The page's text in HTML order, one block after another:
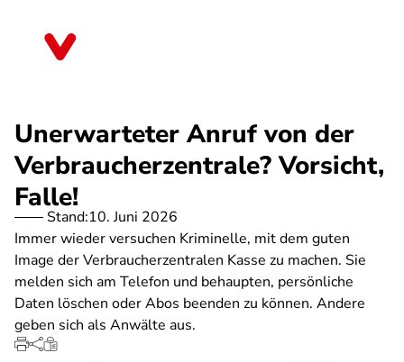
Unerwarteter Anruf von der
Verbraucherzentrale? Vorsicht,
Falle!
Stand:10. Juni 2026
Immer wieder versuchen Kriminelle, mit dem guten
Image der Verbraucherzentralen Kasse zu machen. Sie
melden sich am Telefon und behaupten, persönliche
Daten löschen oder Abos beenden zu können. Andere
geben sich als Anwälte aus.